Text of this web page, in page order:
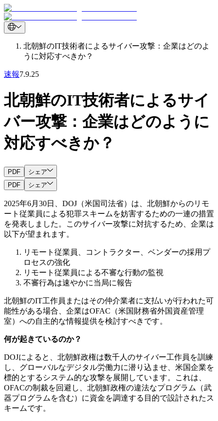
北朝鮮のIT技術者によるサイバー攻撃：企業はどのよ
うに対応すべきか？
速報7.9.25
北朝鮮のIT技術者によるサイ
バー攻撃：企業はどのように
対応すべきか？
PDF
シェア
PDF
シェア
2025年6月 30日、 DOJ （米国司法省）は、北朝鮮からのリモ
ート従業員による犯罪スキームを妨害するための一連の措置
を発表しました。このサイバー攻撃に対抗するため、企業は
以下が望まれます。
リモート従業員、コントラクター、ベンダーの採用プ
ロセスの強化
リモート従業員による不審な行動の監視
不審行為は速やかに当局に報告
北朝鮮のIT工作員またはその仲介業者に支払いが行われた可
能性がある場合、企業はOFAC （米国財務省外国資産管理
室）への自主的な情報提供を検討すべきです。
何が起きているのか？
DOJによると、北朝鮮政権は数千人のサイバー工作員を訓練
し、グローバルなデジタル労働力に潜り込ませ、米国企業を
標的とするシステム的な攻撃を展開しています。これは、
OFACの制裁を回避し、北朝鮮政権の違法なプログラム（武
器プログラムを含む）に資金を調達する目的で設計されたス
キームです。